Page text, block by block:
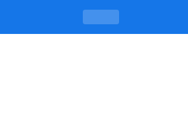
qq上加的妹子-凯发平台